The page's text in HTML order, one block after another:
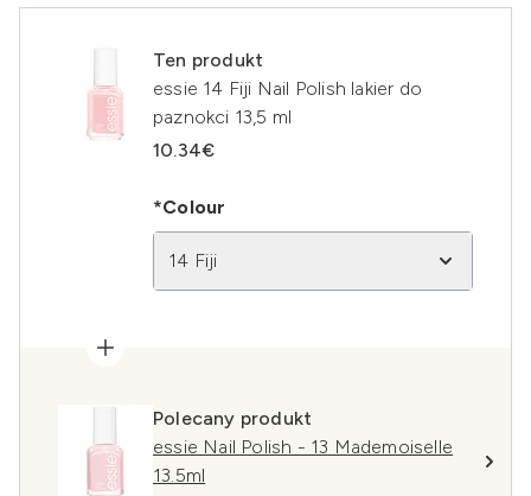
Ten produkt
essie 14 Fiji Nail Polish lakier do
paznokci 13,5 ml
10.34€
*Colour
14 Fiji
Polecany produkt
essie Nail Polish - 13 Mademoiselle
13.5ml